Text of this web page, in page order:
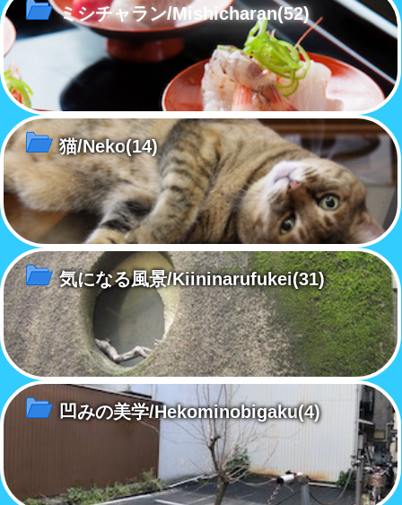
ミシチャラン/Mishicharan(52)
猫/Neko(14)
気になる風景/Kiininarufukei(31)
凹みの美学/Hekominobigaku(4)